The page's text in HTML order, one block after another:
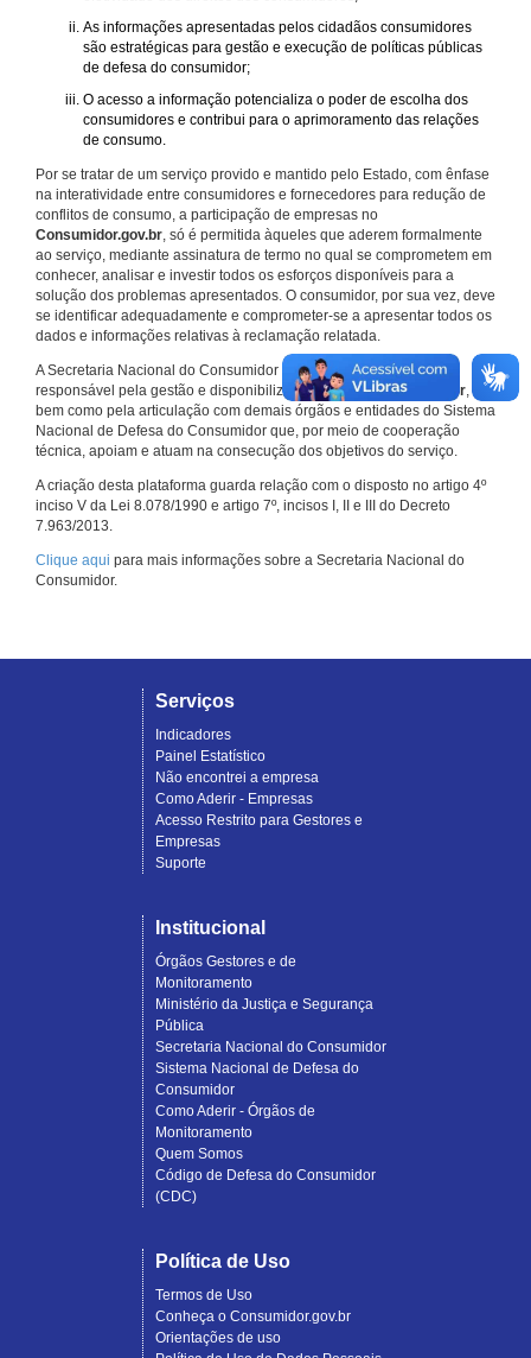
As informações apresentadas pelos cidadãos consumidores
são estratégicas para gestão e execução de políticas públicas
de defesa do consumidor;
O acesso a informação potencializa o poder de escolha dos
consumidores e contribui para o aprimoramento das relações
de consumo.
Por se tratar de um serviço provido e mantido pelo Estado, com ênfase
na interatividade entre consumidores e fornecedores para redução de
conflitos de consumo, a participação de empresas no
Consumidor.gov.br, só é permitida àqueles que aderem formalmente
ao serviço, mediante assinatura de termo no qual se comprometem em
conhecer, analisar e investir todos os esforços disponíveis para a
solução dos problemas apresentados. O consumidor, por sua vez, deve
se identificar adequadamente e comprometer-se a apresentar todos os
dados e informações relativas à reclamação relatada.
A Secretaria Nacional do Consumidor do Ministério da Justiça é a
responsável pela gestão e disponibilização doConsumidor.gov.br,
bem como pela articulação com demais órgãos e entidades do Sistema
Nacional de Defesa do Consumidor que, por meio de cooperação
técnica, apoiam e atuam na consecução dos objetivos do serviço.
A criação desta plataforma guarda relação com o disposto no artigo 4º
inciso V da Lei 8.078/1990 e artigo 7º, incisos I, II e III do Decreto
7.963/2013.
Clique aqui para mais informações sobre a Secretaria Nacional do
Consumidor.
Serviços
Indicadores
Painel Estatístico
Não encontrei a empresa
Como Aderir - Empresas
Acesso Restrito para Gestores e
Empresas
Suporte
Institucional
Órgãos Gestores e de
Monitoramento
Ministério da Justiça e Segurança
Pública
Secretaria Nacional do Consumidor
Sistema Nacional de Defesa do
Consumidor
Como Aderir - Órgãos de
Monitoramento
Quem Somos
Código de Defesa do Consumidor
(CDC)
Política de Uso
Termos de Uso
Conheça o Consumidor.gov.br
Orientações de uso